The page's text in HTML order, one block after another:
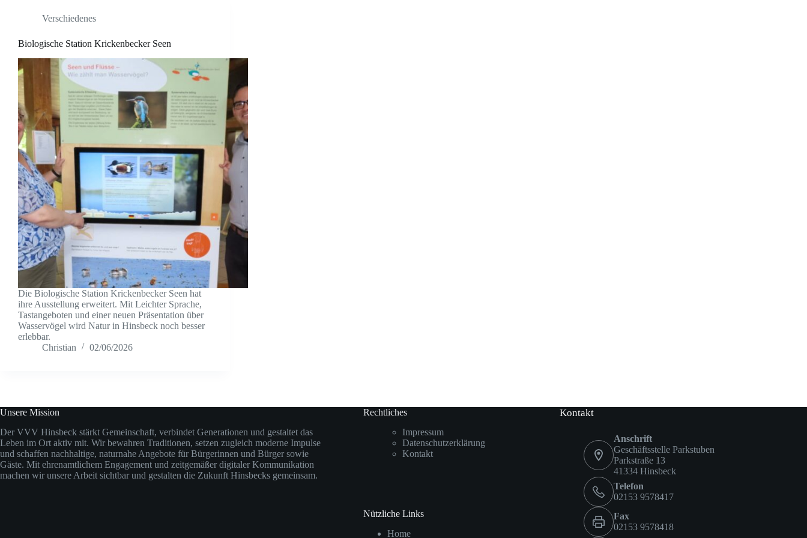
Verschiedenes
Biologische Station Krickenbecker Seen
Die Biologische Station Krickenbecker Seen hat
ihre Ausstellung erweitert. Mit Leichter Sprache,
Tastangeboten und einer neuen Präsentation über
Wasservögel wird Natur in Hinsbeck noch besser
erlebbar.
Christian
02/06/2026
Unsere Mission
Der VVV Hinsbeck stärkt Gemeinschaft, verbindet Generationen und gestaltet das
Leben im Ort aktiv mit. Wir bewahren Traditionen, setzen zugleich moderne Impulse
und schaffen nachhaltige, naturnahe Angebote für Bürgerinnen und Bürger sowie
Gäste. Mit ehrenamtlichem Engagement und zeitgemäßer digitaler Kommunikation
machen wir unsere Arbeit sichtbar und gestalten die Zukunft Hinsbecks gemeinsam.
Rechtliches
Impressum
Datenschutzerklärung
Kontakt
Nützliche Links
Home
Kontakt
Anschrift
Geschäftsstelle Parkstuben
Parkstraße 13
41334 Hinsbeck
Telefon
02153 9578417
Fax
02153 9578418